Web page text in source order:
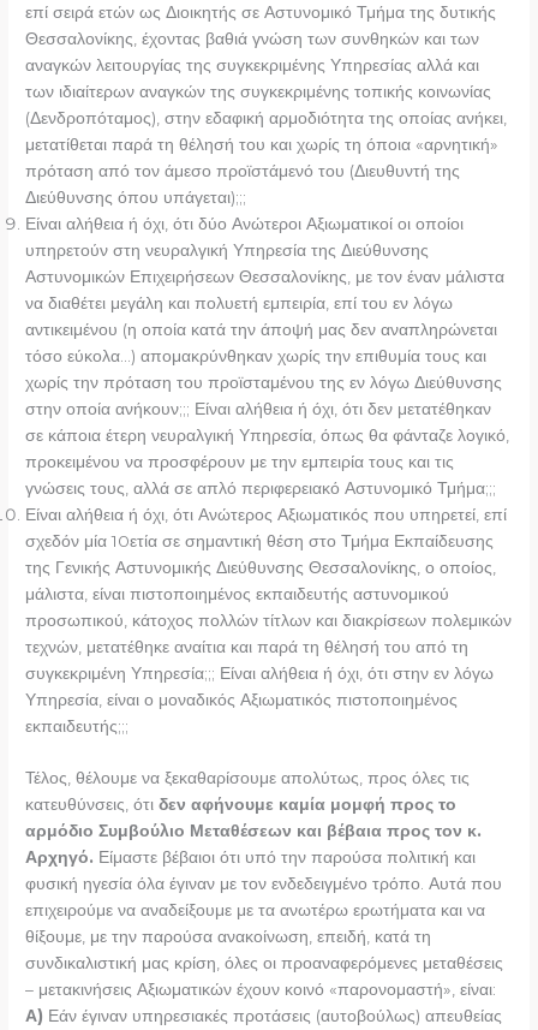
επί σειρά ετών ως Διοικητής σε Αστυνομικό Τμήμα της δυτικής
Θεσσαλονίκης, έχοντας βαθιά γνώση των συνθηκών και των
αναγκών λειτουργίας της συγκεκριμένης Υπηρεσίας αλλά και
των ιδιαίτερων αναγκών της συγκεκριμένης τοπικής κοινωνίας
(Δενδροπόταμος), στην εδαφική αρμοδιότητα της οποίας ανήκει,
μετατίθεται παρά τη θέλησή του και χωρίς τη όποια «αρνητική»
πρόταση από τον άμεσο προϊστάμενό του (Διευθυντή της
Διεύθυνσης όπου υπάγεται);;;
Είναι αλήθεια ή όχι, ότι δύο Ανώτεροι Αξιωματικοί οι οποίοι
υπηρετούν στη νευραλγική Υπηρεσία της Διεύθυνσης
Αστυνομικών Επιχειρήσεων Θεσσαλονίκης, με τον έναν μάλιστα
να διαθέτει μεγάλη και πολυετή εμπειρία, επί του εν λόγω
αντικειμένου (η οποία κατά την άποψή μας δεν αναπληρώνεται
τόσο εύκολα…) απομακρύνθηκαν χωρίς την επιθυμία τους και
χωρίς την πρόταση του προϊσταμένου της εν λόγω Διεύθυνσης
στην οποία ανήκουν;;; Είναι αλήθεια ή όχι, ότι δεν μετατέθηκαν
σε κάποια έτερη νευραλγική Υπηρεσία, όπως θα φάνταζε λογικό,
προκειμένου να προσφέρουν με την εμπειρία τους και τις
γνώσεις τους, αλλά σε απλό περιφερειακό Αστυνομικό Τμήμα;;;
Είναι αλήθεια ή όχι, ότι Ανώτερος Αξιωματικός που υπηρετεί, επί
σχεδόν μία 10ετία σε σημαντική θέση στο Τμήμα Εκπαίδευσης
της Γενικής Αστυνομικής Διεύθυνσης Θεσσαλονίκης, ο οποίος,
μάλιστα, είναι πιστοποιημένος εκπαιδευτής αστυνομικού
προσωπικού, κάτοχος πολλών τίτλων και διακρίσεων πολεμικών
τεχνών, μετατέθηκε αναίτια και παρά τη θέλησή του από τη
συγκεκριμένη Υπηρεσία;;; Είναι αλήθεια ή όχι, ότι στην εν λόγω
Υπηρεσία, είναι ο μοναδικός Αξιωματικός πιστοποιημένος
εκπαιδευτής;;;
Τέλος, θέλουμε να ξεκαθαρίσουμε απολύτως, προς όλες τις
κατευθύνσεις, ότιδεν αφήνουμε καμία μομφή προς το
αρμόδιο Συμβούλιο Μεταθέσεων και βέβαια προς τον κ.
Αρχηγό. Είμαστε βέβαιοι ότι υπό την παρούσα πολιτική και
φυσική ηγεσία όλα έγιναν με τον ενδεδειγμένο τρόπο. Αυτά που
επιχειρούμε να αναδείξουμε με τα ανωτέρω ερωτήματα και να
θίξουμε, με την παρούσα ανακοίνωση, επειδή, κατά τη
συνδικαλιστική μας κρίση, όλες οι προαναφερόμενες μεταθέσεις
– μετακινήσεις Αξιωματικών έχουν κοινό «παρονομαστή», είναι:
Α) Εάν έγιναν υπηρεσιακές προτάσεις (αυτοβούλως) απευθείας